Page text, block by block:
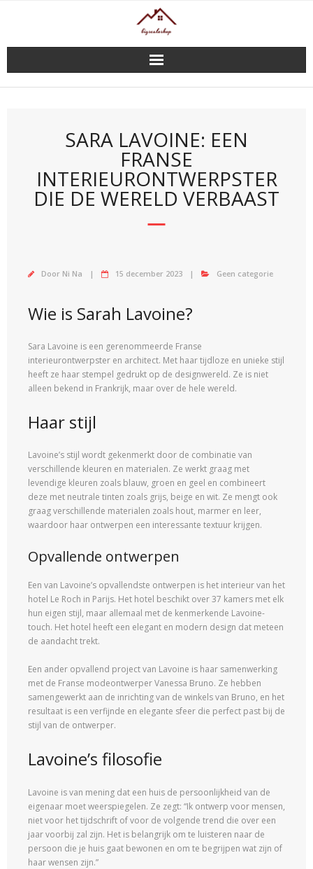
SARA LAVOINE: EEN
FRANSE
INTERIEURONTWERPSTER
DIE DE WERELD VERBAAST
Door Ni Na 15 december 2023 Geen categorie
Wie is Sarah Lavoine?
Sara Lavoine is een gerenommeerde Franse
interieurontwerpster en architect. Met haar tijdloze en unieke stijl
heeft ze haar stempel gedrukt op de designwereld. Ze is niet
alleen bekend in Frankrijk, maar over de hele wereld.
Haar stijl
Lavoine’s stijl wordt gekenmerkt door de combinatie van
verschillende kleuren en materialen. Ze werkt graag met
levendige kleuren zoals blauw, groen en geel en combineert
deze met neutrale tinten zoals grijs, beige en wit. Ze mengt ook
graag verschillende materialen zoals hout, marmer en leer,
waardoor haar ontwerpen een interessante textuur krijgen.
Opvallende ontwerpen
Een van Lavoine’s opvallendste ontwerpen is het interieur van het
hotel Le Roch in Parijs. Het hotel beschikt over 37 kamers met elk
hun eigen stijl, maar allemaal met de kenmerkende Lavoine-
touch. Het hotel heeft een elegant en modern design dat meteen
de aandacht trekt.
Een ander opvallend project van Lavoine is haar samenwerking
met de Franse modeontwerper Vanessa Bruno. Ze hebben
samengewerkt aan de inrichting van de winkels van Bruno, en het
resultaat is een verfijnde en elegante sfeer die perfect past bij de
stijl van de ontwerper.
Lavoine’s filosofie
Lavoine is van mening dat een huis de persoonlijkheid van de
eigenaar moet weerspiegelen. Ze zegt: “Ik ontwerp voor mensen,
niet voor het tijdschrift of voor de volgende trend die over een
jaar voorbij zal zijn. Het is belangrijk om te luisteren naar de
persoon die je huis gaat bewonen en om te begrijpen wat zijn of
haar wensen zijn.”